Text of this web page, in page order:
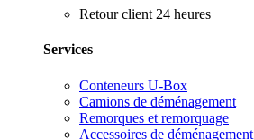
Retour client 24 heures
Services
Conteneurs U-Box
Camions de déménagement
Remorques et remorquage
Accessoires de déménagement